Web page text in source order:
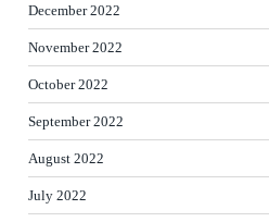
December 2022
November 2022
October 2022
September 2022
August 2022
July 2022